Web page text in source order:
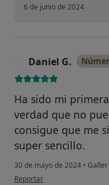
6 de junio de 2024
Daniel G.
Ha sido mi
verdad que no
consigue que me
super sencillo.
30 de mayo de 2024 •
en opinión del usuario Daniel
Reportar